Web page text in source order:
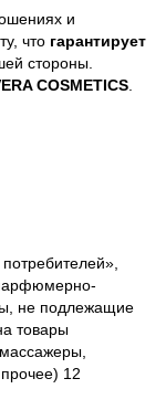
и
что гарантирует
стороны.
COSMETICS.
не подлежащие
товары
12